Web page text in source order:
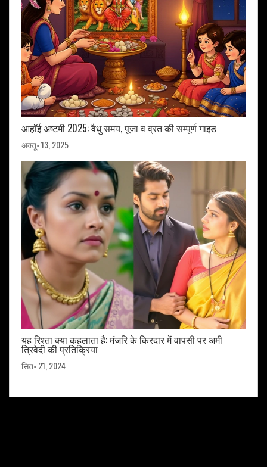
आहॉई अष्टमी 2025: वैधु समय, पूजा व व्रत की सम्पूर्ण गाइड
अक्तू॰ 13, 2025
यह रिश्ता क्या कहलाता है: मंजरि के किरदार में वापसी पर अमी
त्रिवेदी की प्रतिक्रिया
सित॰ 21, 2024